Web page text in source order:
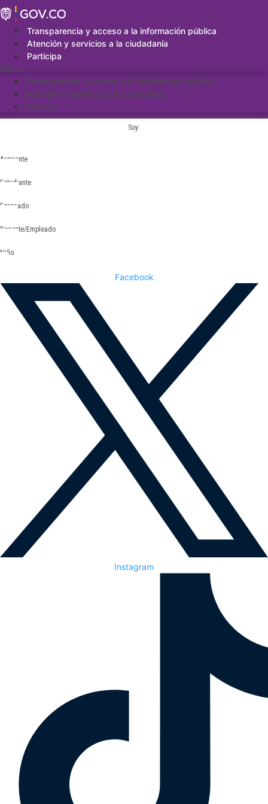
Saltar
al
contenidoTransparencia y acceso a la información pública
Atención y servicios a la ciudadanía
Participa
Menu
Transparencia y acceso a la información pública
Atención y servicios a la ciudadanía
Participa
Soy:
Aspirante
Estudiante
Egresado
Docente/Empleado
Niño
Facebook
Instagram